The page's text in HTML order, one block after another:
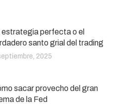
estrategia perfecta o el
santo grial del trading
2025
sacar provecho del gran
de la Fed